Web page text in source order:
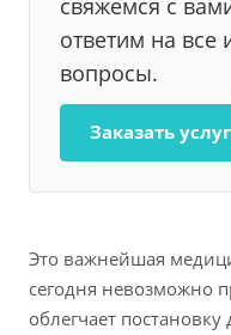
свяжемся с
ответим на
вопросы.
Заказать
Это важнейшая
сегодня невозможно
облегчает